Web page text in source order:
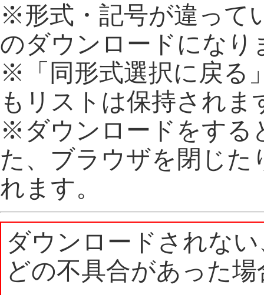
※形式・記号が違って
のダウンロードになり
※「同形式選択に戻る
もリストは保持されま
※ダウンロードをする
た、ブラウザを閉じた
れます。
ダウンロードされな
どの不具合があった